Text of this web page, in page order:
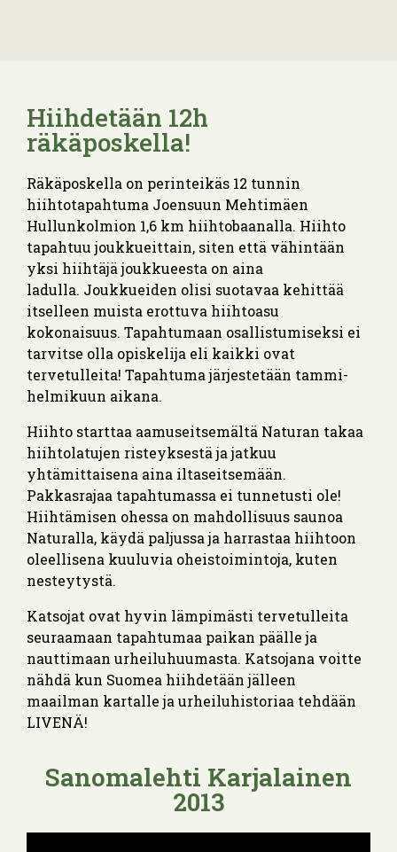
Hiihdetään 12h
räkäposkella!
Räkäposkella on perinteikäs 12 tunnin
hiihtotapahtuma Joensuun Mehtimäen
Hullunkolmion 1,6 km hiihtobaanalla. Hiihto
tapahtuu joukkueittain, siten että vähintään
yksi hiihtäjä joukkueesta on aina
ladulla. Joukkueiden olisi suotavaa kehittää
itselleen muista erottuva hiihtoasu
kokonaisuus. Tapahtumaan osallistumiseksi ei
tarvitse olla opiskelija eli kaikki ovat
tervetulleita! Tapahtuma järjestetään tammi-
helmikuun aikana.
Hiihto starttaa aamuseitsemältä Naturan takaa
hiihtolatujen risteyksestä ja jatkuu
yhtämittaisena aina iltaseitsemään.
Pakkasrajaa tapahtumassa ei tunnetusti ole!
Hiihtämisen ohessa on mahdollisuus saunoa
Naturalla, käydä paljussa ja harrastaa hiihtoon
oleellisena kuuluvia oheistoimintoja, kuten
nesteytystä.
Katsojat ovat hyvin lämpimästi tervetulleita
seuraamaan tapahtumaa paikan päälle ja
nauttimaan urheiluhuumasta. Katsojana voitte
nähdä kun Suomea hiihdetään jälleen
maailman kartalle ja urheiluhistoriaa tehdään
LIVENÄ!
Sanomalehti Karjalainen
2013